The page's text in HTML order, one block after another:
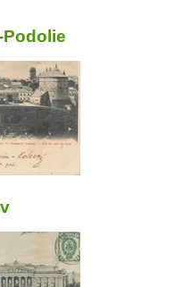
Podolie